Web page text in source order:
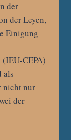
der
der Leyen,
Einigung
CEPA)
als
nicht nur
der